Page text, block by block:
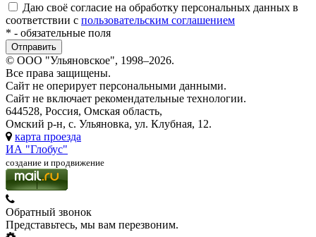
Даю своё согласие на обработку персональных данных в
соответствии с пользовательским соглашением
* - обязательные поля
© ООО "Ульяновское", 1998–2026.
Все права защищены.
Сайт не оперирует персональными данными.
Сайт не включает рекомендательные технологии.
644528, Россия, Омская область,
Омский р-н, с. Ульяновка, ул. Клубная, 12.
карта проезда
ИА "Глобус"
создание и продвижение
Обратный звонок
Представьтесь, мы вам перезвоним.